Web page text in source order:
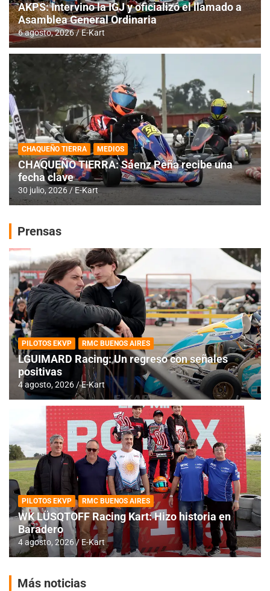
AKPS: Intervino la IGJ y oficializó el llamado a
Asamblea General Ordinaria
6 agosto, 2026 E-Kart
CHAQUEÑO TIERRA MEDIOS
CHAQUEÑO TIERRA: Sáenz Peña recibe una
fecha clave
30 julio, 2026 E-Kart
Prensas
PILOTOS EKVP RMC BUENOS AIRES
LGUIMARD Racing: Un regreso con señales
positivas
4 agosto, 2026 E-Kart
PILOTOS EKVP RMC BUENOS AIRES
WK LÜSQTOFF Racing Kart: Hizo historia en
Baradero
4 agosto, 2026 E-Kart
Más noticias